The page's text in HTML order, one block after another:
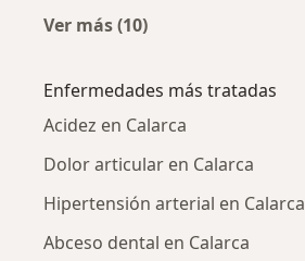
Ver más (10)
Enfermedades más tratadas
Acidez en Calarca
Dolor articular en Calarca
Hipertensión arterial en Calarca
Abceso dental en Calarca